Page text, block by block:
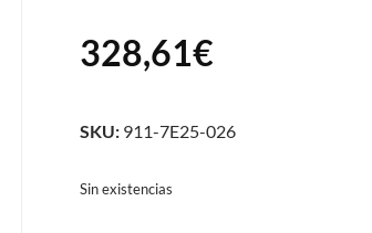
328,61€
SKU: 911-7E25-026
Sin existencias